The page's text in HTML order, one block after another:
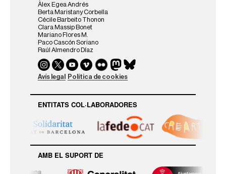
Àlex Egea Andrés
Berta Maristany Corbella
Cécile Barbeito Thonon
Clara Massip Bonet
Mariano Flores M.
Paco Cascón Soriano
Raúl Almendro Díaz
Avís legal Política de cookies
ENTITATS COL·LABORADORES
AMB EL SUPORT DE